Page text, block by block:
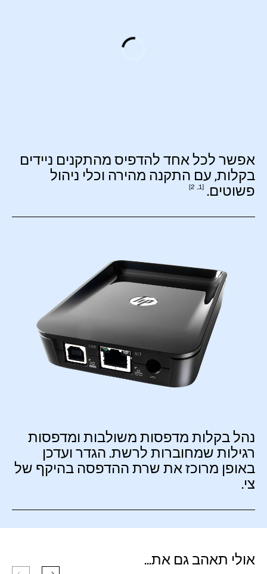
אפשר לכל אחד להדפיס מהתקנים ניידים
בקלות, עם התקנה מהירה וכלי ניהול
פשוטים.
1
2
נהל בקלות מדפסות משולבות ומדפסות
רגילות שמחוברות לרשת. הגדר ועדכן
באופן מרוכז את שרת ההדפסה בהיקף של
צי.
אולי תאהב גם את...